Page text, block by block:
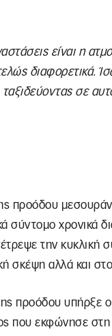
είναι η
διαφορετικά.
σε
προόδου
σύντομο χρονικά
την κυκλική
σκέψη αλλά και
προόδου υπήρξε
που εκφώνησε στη